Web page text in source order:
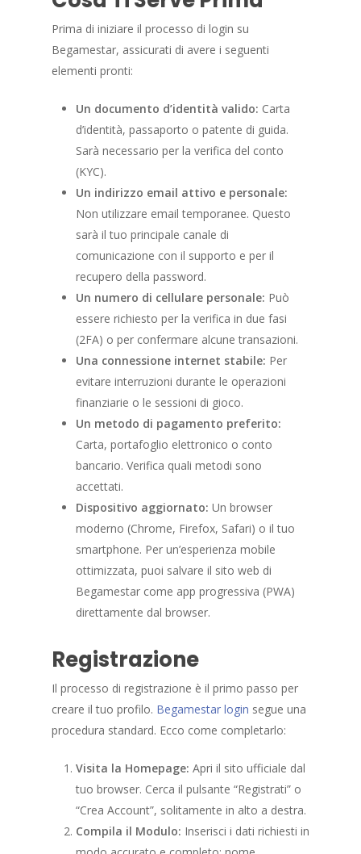
Prima di iniziare il processo di login su
Begamestar, assicurati di avere i seguenti
elementi pronti:
Un documento d’identità valido: Carta
d’identità, passaporto o patente di guida.
Sarà necessario per la verifica del conto
(KYC).
Un indirizzo email attivo e personale:
Non utilizzare email temporanee. Questo
sarà il tuo principale canale di
comunicazione con il supporto e per il
recupero della password.
Un numero di cellulare personale: Può
essere richiesto per la verifica in due fasi
(2FA) o per confermare alcune transazioni.
Una connessione internet stabile: Per
evitare interruzioni durante le operazioni
finanziarie o le sessioni di gioco.
Un metodo di pagamento preferito:
Carta, portafoglio elettronico o conto
bancario. Verifica quali metodi sono
accettati.
Dispositivo aggiornato: Un browser
moderno (Chrome, Firefox, Safari) o il tuo
smartphone. Per un’esperienza mobile
ottimizzata, puoi salvare il sito web di
Begamestar come app progressiva (PWA)
direttamente dal browser.
Registrazione
Il processo di registrazione è il primo passo per
creare il tuo profilo. Begamestar login segue una
procedura standard. Ecco come completarlo:
Visita la Homepage: Apri il sito ufficiale dal
tuo browser. Cerca il pulsante “Registrati” o
“Crea Account”, solitamente in alto a destra.
Compila il Modulo: Inserisci i dati richiesti in